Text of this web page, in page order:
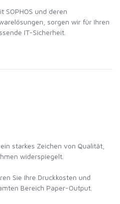
SOPHOS und deren
sorgen wir für Ihren
IT-Sicherheit.
starkes Zeichen von Qualität,
widerspiegelt.
Sie Ihre Druckkosten und
Bereich Paper-Output.